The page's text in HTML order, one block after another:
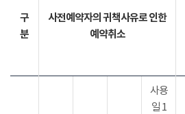
구
분
사전예약자의 귀책사유로 인한
예약취소
사용
일 1